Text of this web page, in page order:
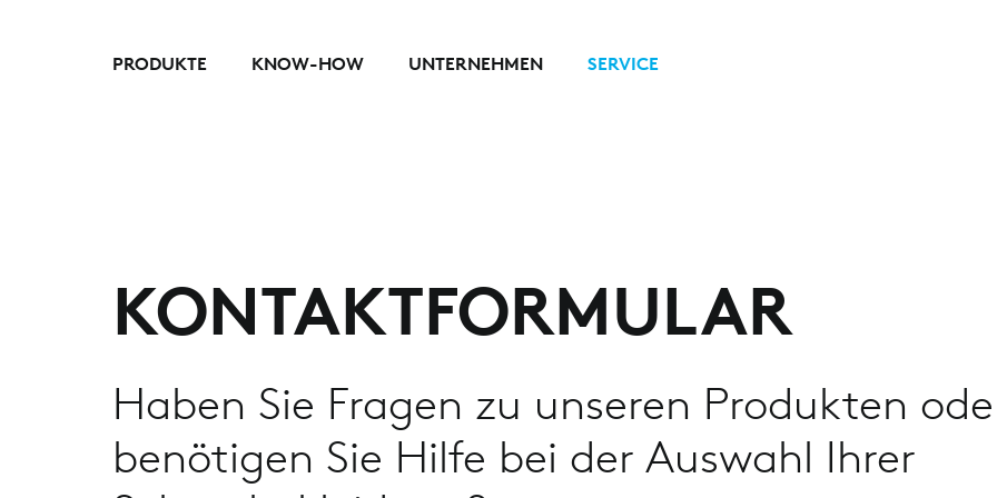
PRODUKTE KNOW-HOW UNTERNEHMEN SERVICE
KONTAKTFORMULAR
Haben Sie Fragen zu unseren Produkten
benötigen Sie Hilfe bei der Auswahl Ihrer